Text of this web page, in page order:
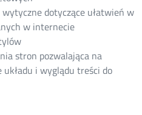
dotyczące ułatwień w
w internecie
stron pozwalająca na
i wyglądu treści do